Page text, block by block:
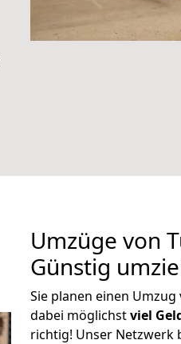
Umzüge von
Günstig
Sie planen einen
dabei möglichstviel
richtig! Unser Netzwerk